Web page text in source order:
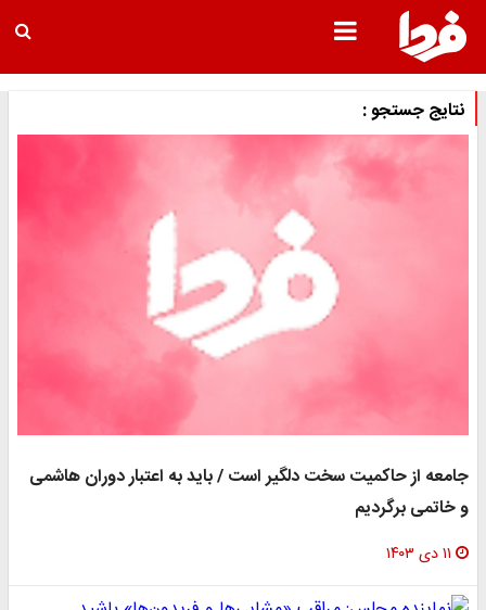
نتایج جستجو :
جامعه از حاکمیت سخت دلگیر است / باید به اعتبار دوران هاشمی
و خاتمی برگردیم
۱۱ دی ۱۴۰۳